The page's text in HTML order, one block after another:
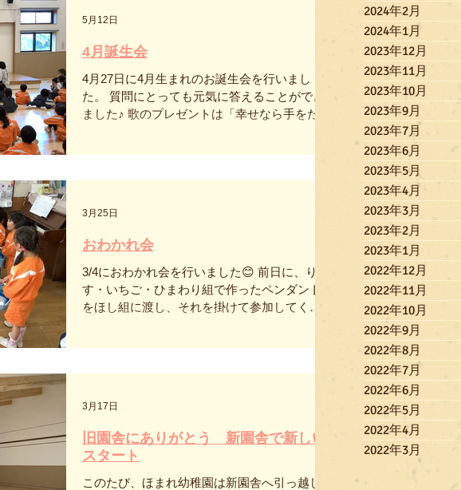
で、歯磨きに関するシアターを披露しまし
た。 オオカミさんに歯磨きを教えてくれた優
しい子どもたちでした✨ 毎日しっかり歯を磨
こうね😊 5月生まれのお友達、おめでとう🌟
4月誕生会
4月27日に4月生まれのお誕生会を行いまし
た。 質問にとっても元気に答えることができ
ました♪ 歌のプレゼントは「幸せなら手をたた
ど自由に選んで遊びました。 お兄さんお姉さ
さん見られました😆 これからもみんなで元気
にたくさん遊ぼうね♪
5月12日
おわかれ会
3/4におわかれ会を行いました😊 前日に、り
す・いちご・ひまわり組で作ったペンダント
をほし組に渡し、それを掛けて参加してくれ
また、ほし組からおわかれのうた「ありがと
を心のこもった歌声で歌ってくれました😊 み
んなで思い出のアルバムも歌いました！ 最後
に、りす・いちご・ひまわり組から「おくる
言葉」ほし組から「おわかれの言葉」を伝
え、素敵なおわかれ会になりました。 おわか
3月25日
旧園舎にありがとう 新園舎で新しい
スタート
このたび、ほまれ幼稚園は新園舎へ引っ越し
3月17日
2024年2月
2024年1月
2023年12月
2023年11月
2023年10月
2023年9月
2023年7月
2023年6月
2023年5月
2023年4月
2023年3月
2023年2月
2023年1月
2022年12月
2022年11月
2022年10月
2022年9月
2022年8月
2022年7月
2022年6月
2022年5月
2022年4月
2022年3月